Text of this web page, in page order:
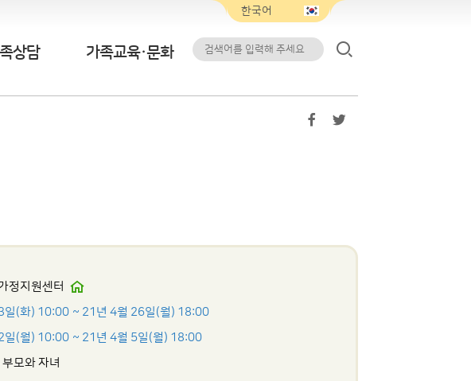
상담 가족교육·문화
정지원센터
일(화) 10:00 ~ 21년 4월 26일(월) 18:00
일(월) 10:00 ~ 21년 4월 5일(월) 18:00
모와 자녀